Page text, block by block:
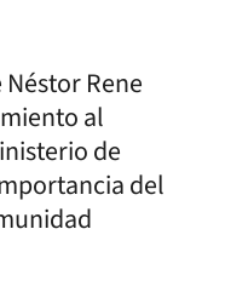
Rene
al
de
del